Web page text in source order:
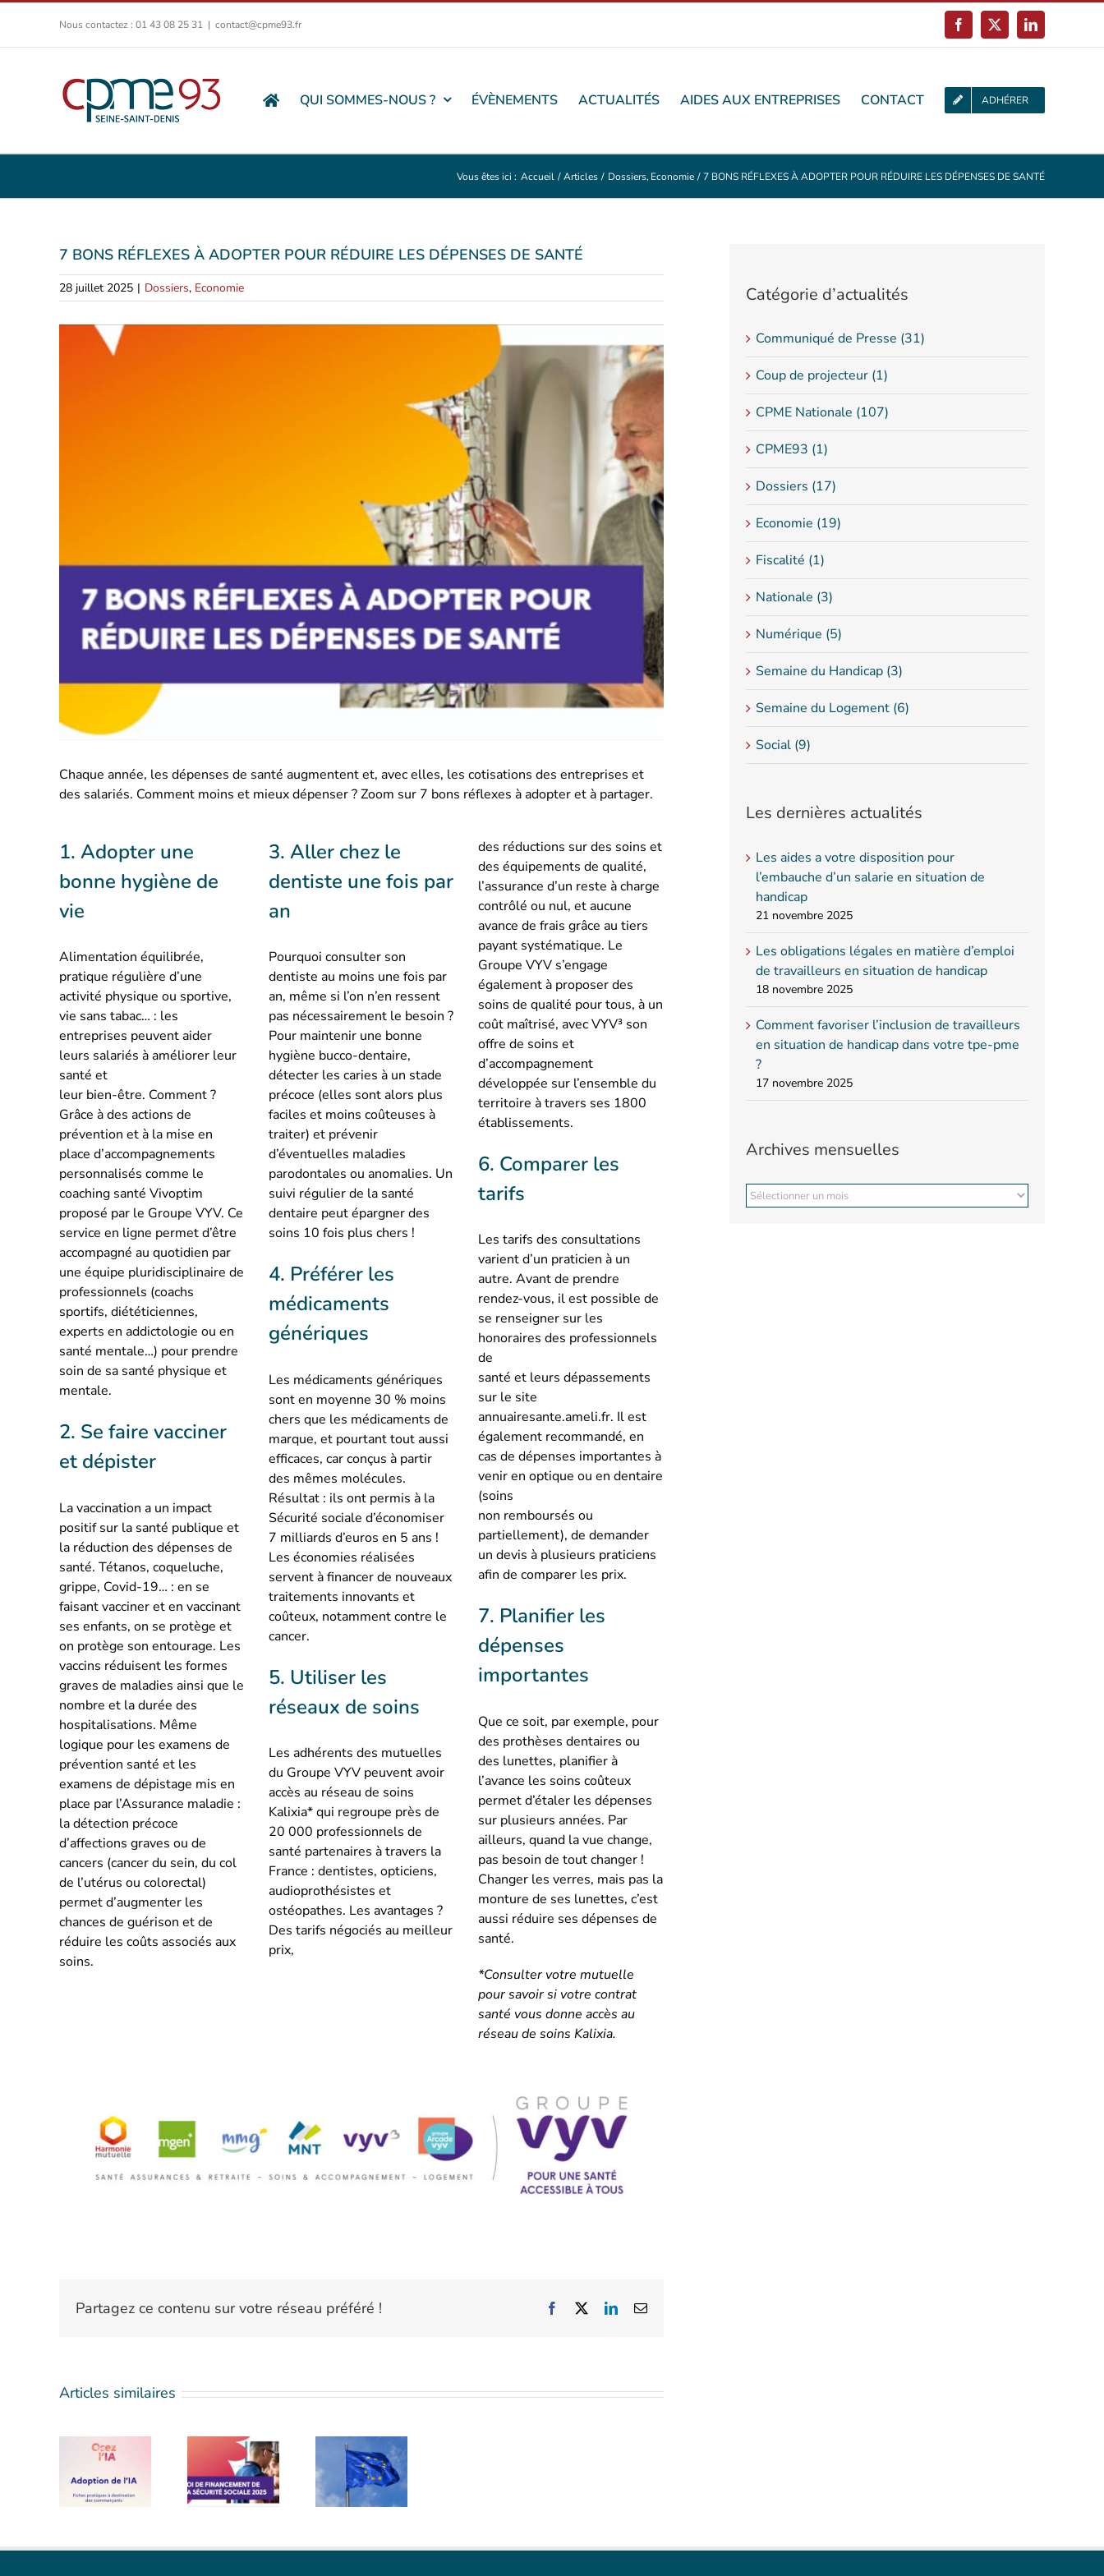
contenu
Nous contactez : 01 43 08 25 31 | contact@cpme93.fr Facebook
X LinkedIn
QUI SOMMES-NOUS ? ÉVÈNEMENTS ACTUALITÉS AIDES AUX ENTREPRISES CONTACT ADHÉRER
Vous êtes ici : Accueil Articles Dossiers Economie 7 BONS RÉFLEXES À ADOPTER POUR RÉDUIRE LES DÉPENSES DE SANTÉ
7 BONS RÉFLEXES À ADOPTER POUR RÉDUIRE LES DÉPENSES DE SANTÉ
28 juillet 2025 | Dossiers, Economie
Chaque année, les dépenses de santé augmentent et, avec elles, les cotisations des entreprises et
des salariés. Comment moins et mieux dépenser ? Zoom sur 7 bons réflexes à adopter et à partager.
1. Adopter une
bonne hygiène de
vie
Alimentation équilibrée,
pratique régulière d’une
activité physique ou sportive,
vie sans tabac… : les
entreprises peuvent aider
leurs salariés à améliorer leur
santé et
leur bien-être. Comment ?
Grâce à des actions de
prévention et à la mise en
place d’accompagnements
personnalisés comme le
coaching santé Vivoptim
proposé par le Groupe VYV. Ce
service en ligne permet d’être
accompagné au quotidien par
une équipe pluridisciplinaire de
professionnels (coachs
sportifs, diététiciennes,
experts en addictologie ou en
santé mentale…) pour prendre
soin de sa santé physique et
mentale.
2. Se faire vacciner
et dépister
La vaccination a un impact
positif sur la santé publique et
la réduction des dépenses de
santé. Tétanos, coqueluche,
grippe, Covid-19… : en se
faisant vacciner et en vaccinant
ses enfants, on se protège et
on protège son entourage. Les
vaccins réduisent les formes
graves de maladies ainsi que le
nombre et la durée des
hospitalisations. Même
logique pour les examens de
prévention santé et les
examens de dépistage mis en
place par l’Assurance maladie :
la détection précoce
d’affections graves ou de
cancers (cancer du sein, du col
de l’utérus ou colorectal)
permet d’augmenter les
chances de guérison et de
réduire les coûts associés aux
soins.
3. Aller chez le
dentiste une fois par
an
Pourquoi consulter son
dentiste au moins une fois par
an, même si l’on n’en ressent
pas nécessairement le besoin ?
Pour maintenir une bonne
hygiène bucco-dentaire,
détecter les caries à un stade
précoce (elles sont alors plus
faciles et moins coûteuses à
traiter) et prévenir
d’éventuelles maladies
parodontales ou anomalies. Un
suivi régulier de la santé
dentaire peut épargner des
soins 10 fois plus chers !
4. Préférer les
médicaments
génériques
Les médicaments génériques
sont en moyenne 30 % moins
chers que les médicaments de
marque, et pourtant tout aussi
efficaces, car conçus à partir
des mêmes molécules.
Résultat : ils ont permis à la
Sécurité sociale d’économiser
7 milliards d’euros en 5 ans !
Les économies réalisées
servent à financer de nouveaux
traitements innovants et
coûteux, notamment contre le
cancer.
5. Utiliser les
réseaux de soins
Les adhérents des mutuelles
du Groupe VYV peuvent avoir
accès au réseau de soins
Kalixia* qui regroupe près de
20 000 professionnels de
santé partenaires à travers la
France : dentistes, opticiens,
audioprothésistes et
ostéopathes. Les avantages ?
Des tarifs négociés au meilleur
prix,
des réductions sur des soins et
des équipements de qualité,
l’assurance d’un reste à charge
contrôlé ou nul, et aucune
avance de frais grâce au tiers
payant systématique. Le
Groupe VYV s’engage
également à proposer des
soins de qualité pour tous, à un
coût maîtrisé, avec VYV³ son
offre de soins et
d’accompagnement
développée sur l’ensemble du
territoire à travers ses 1800
établissements.
6. Comparer les
tarifs
Les tarifs des consultations
varient d’un praticien à un
autre. Avant de prendre
rendez-vous, il est possible de
se renseigner sur les
honoraires des professionnels
de
santé et leurs dépassements
sur le site
annuairesante.ameli.fr. Il est
également recommandé, en
cas de dépenses importantes à
venir en optique ou en dentaire
(soins
non remboursés ou
partiellement), de demander
un devis à plusieurs praticiens
afin de comparer les prix.
7. Planifier les
dépenses
importantes
Que ce soit, par exemple, pour
des prothèses dentaires ou
des lunettes, planifier à
l’avance les soins coûteux
permet d’étaler les dépenses
sur plusieurs années. Par
ailleurs, quand la vue change,
pas besoin de tout changer !
Changer les verres, mais pas la
monture de ses lunettes, c’est
aussi réduire ses dépenses de
santé.
*Consulter votre mutuelle
pour savoir si votre contrat
santé vous donne accès au
réseau de soins Kalixia.
Partagez ce contenu sur votre réseau préféré ! Facebook LinkedInEmail
Articles similaires
LOI DE
FINANCEMENT
DE LA
SÉCURITÉ
2025
souffle
pour
l’Union
des
de
Catégorie d’actualités
Communiqué de Presse (31)
Coup de projecteur (1)
CPME Nationale (107)
CPME93 (1)
Dossiers (17)
Economie (19)
Fiscalité (1)
Nationale (3)
Numérique (5)
Semaine du Handicap (3)
Semaine du Logement (6)
Social (9)
Les dernières actualités
Les aides a votre disposition pour
l’embauche d’un salarie en situation de
handicap
21 novembre 2025
Les obligations légales en matière d’emploi
de travailleurs en situation de handicap
18 novembre 2025
Comment favoriser l’inclusion de travailleurs
en situation de handicap dans votre tpe-pme
?
17 novembre 2025
Archives mensuelles
Archives
mensuelles